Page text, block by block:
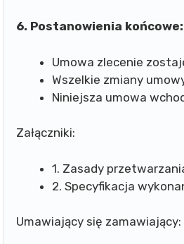
6. Postanowienia końcowe:
Umowa zlecenie
Wszelkie zmiany
Niniejsza umowa
Załączniki:
1. Zasady
2. Specyfikacja
Umawiający się zamawiający: